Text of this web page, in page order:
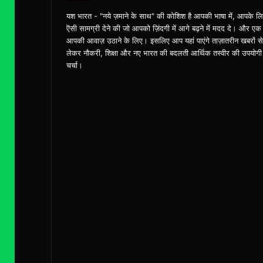
यश भारत - "नये ज़माने के साथ" की कोशिश है आपकी भाषा में, आपके
ऎसी सामग्री देने की जो आपको ज़िंदगी में आगे बढ़ने में मदद दे। और
आपकी आवाज़ उठाने के लिए। इसलिए आप यहां पाएंगे ताज़ातरीन खबरों से
लेकर नौकरी, शिक्षा और नए भारत की बदलती आर्थिक तस्वीर की उपयोगी
चर्चा।